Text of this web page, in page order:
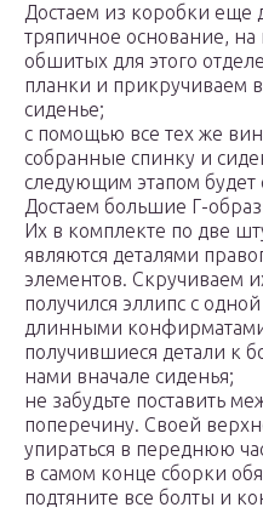
Достаем из коробки еще
тряпичное основание, на
обшитых для этого
планки и прикручиваем
сиденье;
с помощью все тех же
собранные спинку и
следующим этапом будет
Достаем большие Г-
Их в комплекте по две
являются деталями
элементов. Скручиваем
получился эллипс с
длинными
получившиеся детали к
нами вначале сиденья;
не забудьте поставить
поперечину. Своей
упираться в переднюю
в самом конце сборки
подтяните все болты и